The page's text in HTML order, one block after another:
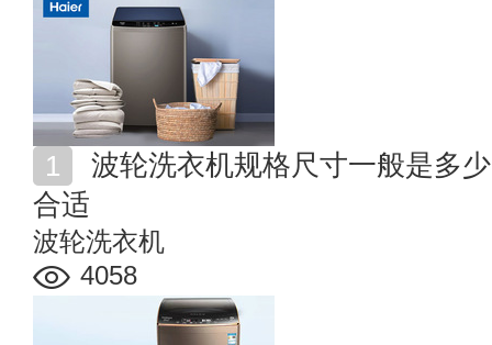
合适
波轮洗衣机
4058